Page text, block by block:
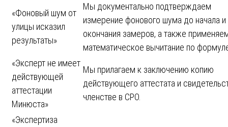
«Фоновый шум от
улицы исказил
результаты»
Мы документально подтверждаем
измерение фонового шума до начала
окончания замеров, а также
математическое вычитание по
«Эксперт не имеет
действующей
аттестации
Минюста»
Мы прилагаем к заключению копию
действующего аттестата и
членстве в СРО.
«Экспертиза